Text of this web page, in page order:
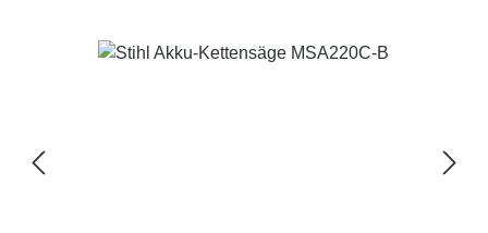
Bildergalerie überspringen